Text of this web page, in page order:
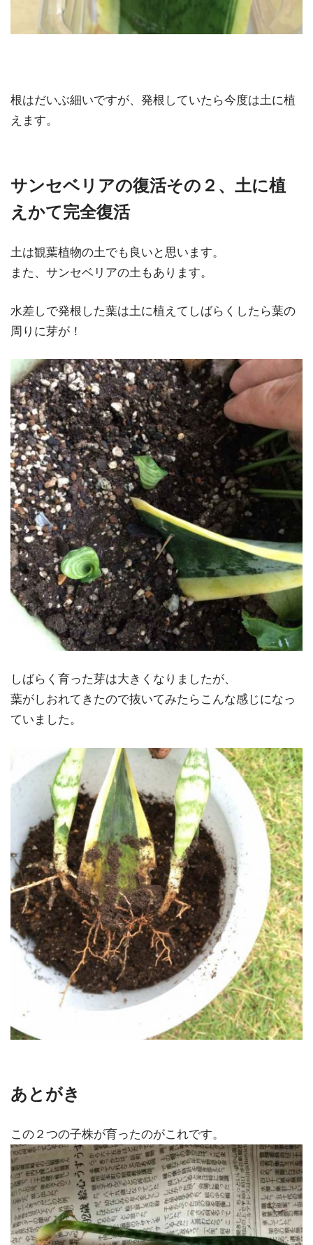
根はだいぶ細いですが、発根していたら今度は土に植
えます。
サンセベリアの復活その２、土に植
えかて完全復活
土は観葉植物の土でも良いと思います。
また、サンセベリアの土もあります。
水差しで発根した葉は土に植えてしばらくしたら葉の
周りに芽が！
しばらく育った芽は大きくなりましたが、
葉がしおれてきたので抜いてみたらこんな感じになっ
ていました。
あとがき
この２つの子株が育ったのがこれです。